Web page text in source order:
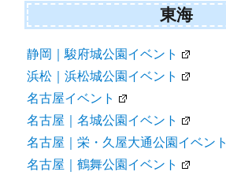
東海
静岡｜駿府城公園イベント
浜松｜浜松城公園イベント
名古屋イベント
名古屋｜名城公園イベント
名古屋｜栄・久屋大通公園イベント
名古屋｜鶴舞公園イベント